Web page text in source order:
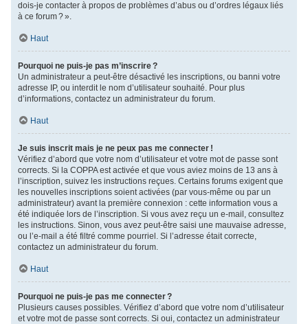
dois-je contacter à propos de problèmes d’abus ou d’ordres légaux liés
à ce forum ? ».
Haut
Pourquoi ne puis-je pas m’inscrire ?
Un administrateur a peut-être désactivé les inscriptions, ou banni votre
adresse IP, ou interdit le nom d’utilisateur souhaité. Pour plus
d’informations, contactez un administrateur du forum.
Haut
Je suis inscrit mais je ne peux pas me connecter !
Vérifiez d’abord que votre nom d’utilisateur et votre mot de passe sont
corrects. Si la COPPA est activée et que vous aviez moins de 13 ans à
l’inscription, suivez les instructions reçues. Certains forums exigent que
les nouvelles inscriptions soient activées (par vous-même ou par un
administrateur) avant la première connexion : cette information vous a
été indiquée lors de l’inscription. Si vous avez reçu un e-mail, consultez
les instructions. Sinon, vous avez peut-être saisi une mauvaise adresse,
ou l’e-mail a été filtré comme pourriel. Si l’adresse était correcte,
contactez un administrateur du forum.
Haut
Pourquoi ne puis-je pas me connecter ?
Plusieurs causes possibles. Vérifiez d’abord que votre nom d’utilisateur
et votre mot de passe sont corrects. Si oui, contactez un administrateur